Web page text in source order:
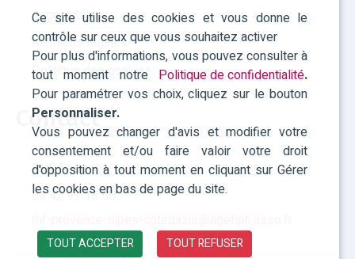
Ce site utilise des cookies et vous donne le
contrôle sur ceux que vous souhaitez activer
Pour plus d'informations, vous pouvez consulter à
tout moment notre Politique de confidentialité.
Pour paramétrer vos choix, cliquez sur le bouton
Personnaliser.
Vous pouvez changer d'avis et modifier votre
consentement et/ou faire valoir votre droit
d'opposition à tout moment en cliquant sur Gérer
les cookies en bas de page du site.
TOUT ACCEPTER TOUT REFUSER
Accessibilité
Mentions légales
Politique des cookies
Contact
RHF Paca
04 42 93 15 50